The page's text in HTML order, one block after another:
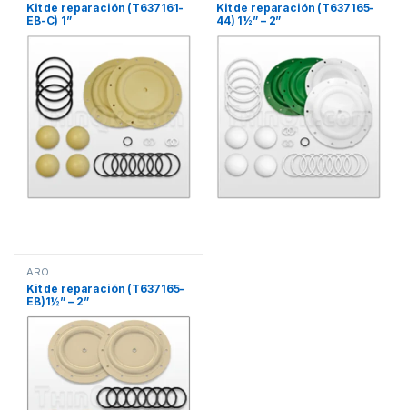
Kit de reparación (T637161-
EB-C) 1”
Kit de reparación (T637165-
44) 1½” – 2”
ARO
Kit de reparación (T637165-
EB)1½” – 2”